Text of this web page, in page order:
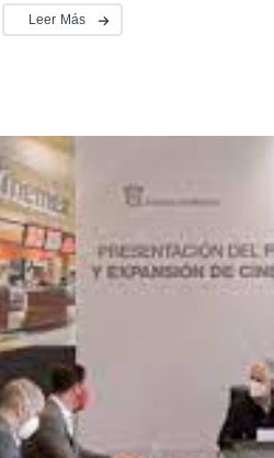
Leer Más